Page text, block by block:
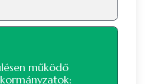
működő